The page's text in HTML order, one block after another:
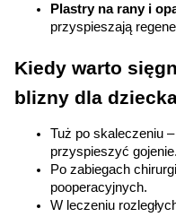
Korzystamy z
dostosowania
Plastry na rany i
przyspieszają
Kiedy warto
blizny dla
Tuż po skaleczeniu
przyspieszyć gojenie.
Po zabiegach
pooperacyjnych.
W leczeniu